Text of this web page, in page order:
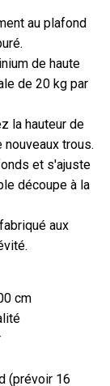
au plafond
de haute
de 20 kg par
la hauteur de
trous.
et s'ajuste
découpe à la
aux
cm
(prévoir 16